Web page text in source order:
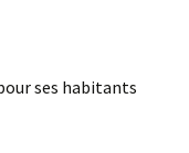
ses habitants